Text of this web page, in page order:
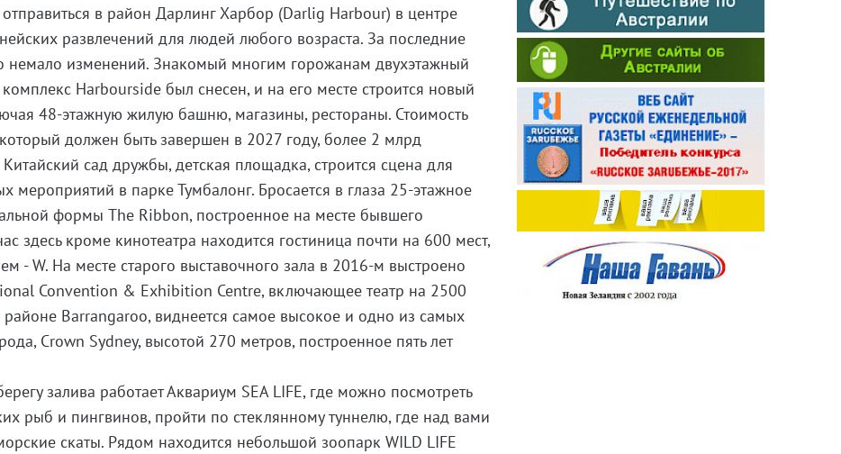
в район Дарлинг Харбор (Darlig Harbour) в центре
развлечений для людей любого возраста. За последние
немало изменений. Знакомый многим горожанам двухэтажный
Harbourside был снесен, и на его месте строится новый
48-этажную жилую башню, магазины, рестораны. Стоимость
должен быть завершен в 2027 году, более 2 млрд
сад дружбы, детская площадка, строится сцена для
мероприятий в парке Тумбалонг. Бросается в глаза 25-этажное
формы The Ribbon, построенное на месте бывшего
здесь кроме кинотеатра находится гостиница почти на 600 мест,
- W. На месте старого выставочного зала в 2016-м выстроено
Convention & Exhibition Centre, включающее театр на 2500
районе Barrangaroo, виднеется самое высокое и одно из самых
Crown Sydney, высотой 270 метров, построенное пять лет
залива работает Аквариум SEA LIFE, где можно посмотреть
рыб и пингвинов, пройти по стеклянному туннелю, где над вами
скаты. Рядом находится небольшой зоопарк WILD LIFE